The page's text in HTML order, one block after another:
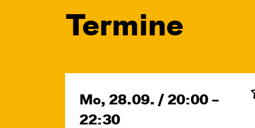
Termine
Mo, 28.09. / 20:00 –
22:30